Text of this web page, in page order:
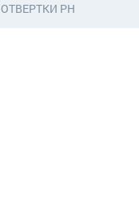
ОТВЕРТКИ PH